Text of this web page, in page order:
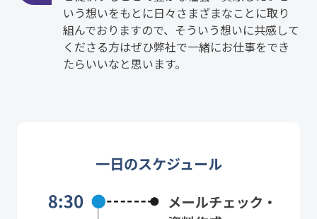
いう想いをもとに日々さまざまなことに取り
組んでおりますので、そういう想いに共感して
くださる方はぜひ弊社で一緒にお仕事をでき
たらいいなと思います。
一日のスケジュール